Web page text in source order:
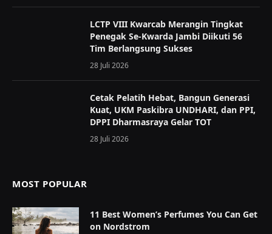
LCTP VIII Kwarcab Merangin Tingkat
Penegak Se-Kwarda Jambi Diikuti 56
Tim Berlangsung Sukses
28 Juli 2026
Cetak Pelatih Hebat, Bangun Generasi
Kuat, UKM Paskibra UNDHARI, dan PPI,
DPPI Dharmasraya Gelar TOT
28 Juli 2026
MOST POPULAR
11 Best Women’s Perfumes You Can Get
on Nordstrom